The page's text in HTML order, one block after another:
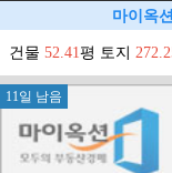
마이옥
건물 52.41평 토지
11일 남음